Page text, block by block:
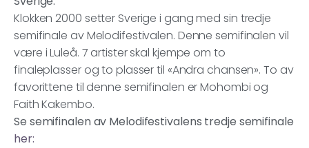
Klokken 2000 setter Sverige i gang med sin tredje
semifinale av Melodifestivalen. Denne semifinalen vil
være i Luleå. 7 artister skal kjempe om to
finaleplasser og to plasser til «Andra chansen». To av
favorittene til denne semifinalen er Mohombi og
Faith Kakembo.
Se semifinalen av Melodifestivalens tredje semifinale
her: